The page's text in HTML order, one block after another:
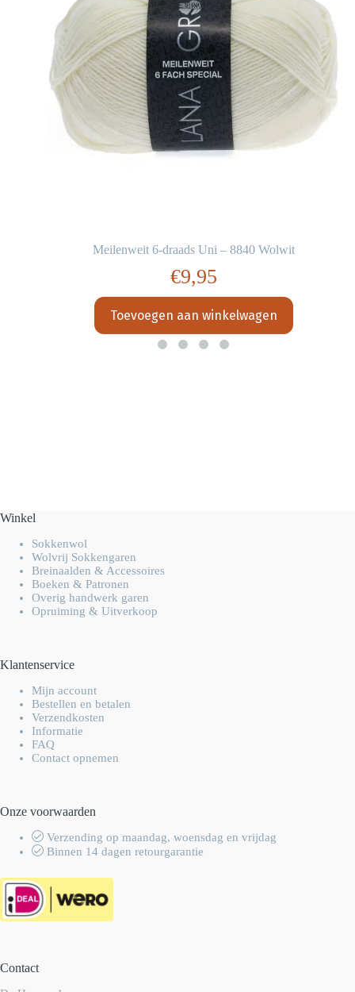
Meilenweit 6-draads Uni – 8840 Wolwit
€9,95
Toevoegen aan winkelwagen
Winkel
Sokkenwol
Wolvrij Sokkengaren
Breinaalden & Accessoires
Boeken & Patronen
Overig handwerk garen
Opruiming & Uitverkoop
Klantenservice
Mijn account
Bestellen en betalen
Verzendkosten
Informatie
FAQ
Contact opnemen
Onze voorwaarden
Verzending op maandag, woensdag en vrijdag
Binnen 14 dagen retourgarantie
Contact